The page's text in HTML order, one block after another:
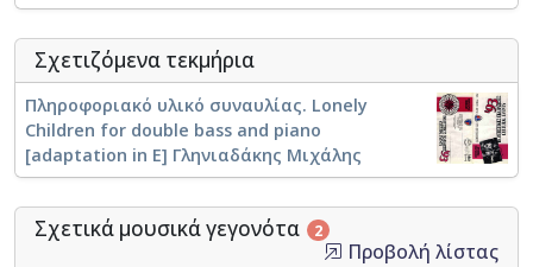
Σχετιζόμενα τεκμήρια
Πληροφοριακό υλικό συναυλίας. Lonely
Children for double bass and piano
[adaptation in E] Γληνιαδάκης Μιχάλης
Σχετικά μουσικά γεγονότα 2
Προβολή λίστας